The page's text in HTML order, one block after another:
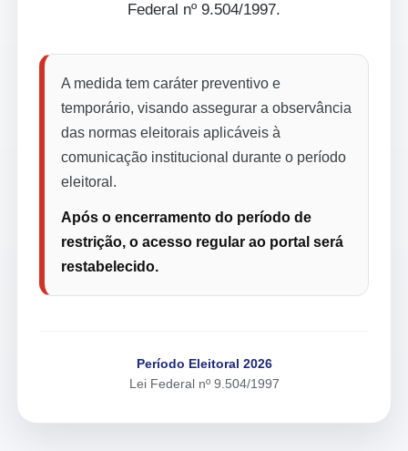
Federal nº 9.504/1997.
A medida tem caráter preventivo e
temporário, visando assegurar a observância
das normas eleitorais aplicáveis à
comunicação institucional durante o período
eleitoral.
Após o encerramento do período de
restrição, o acesso regular ao portal será
restabelecido.
Período Eleitoral 2026
Lei Federal nº 9.504/1997